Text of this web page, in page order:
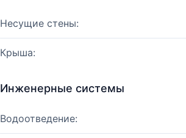
Несущие стены:
Крыша:
Инженерные системы
Водоотведение: